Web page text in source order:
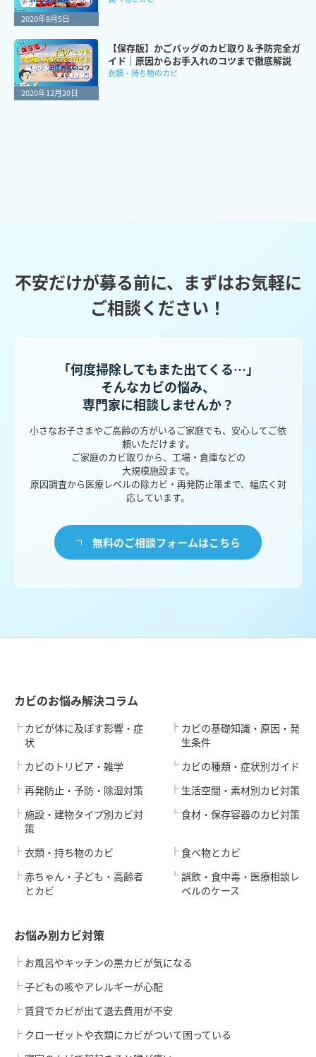
2020年9月5日
2020年12月20日
【保存版】かごバッグのカビ取り＆予防完全ガ
イド｜原因からお手入れのコツまで徹底解説
衣類・持ち物のカビ
不安だけが募る前に、まずはお気軽に
ご相談ください！
「何度掃除してもまた出てくる…」
そんなカビの悩み、
専門家に相談しませんか？
小さなお子さまやご高齢の方がいるご家庭でも、安心してご依
頼いただけます。
ご家庭のカビ取りから、工場・倉庫などの
大規模施設まで。
原因調査から医療レベルの除カビ・再発防止策まで、幅広く対
応しています。
無料のご相談フォームはこちら
カビのお悩み解決コラム
カビが体に及ぼす影響・症
状
カビのトリビア・雑学
カビの基礎知識・原因・発
生条件
カビの種類・症状別ガイド
再発防止・予防・除湿対策
施設・建物タイプ別カビ対
策
生活空間・素材別カビ対策
食材・保存容器のカビ対策
衣類・持ち物のカビ
赤ちゃん・子ども・高齢者
とカビ
食べ物とカビ
誤飲・食中毒・医療相談レ
ベルのケース
お悩み別カビ対策
お風呂やキッチンの黒カビが気になる
子どもの咳やアレルギーが心配
賃貸でカビが出て退去費用が不安
クローゼットや衣類にカビがついて困っている